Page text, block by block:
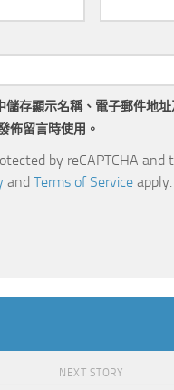
儲存顯示名稱、電子郵件地
佈留言時使用。
by reCAPTCHA and
and Terms of Service apply.
NEXT STORY